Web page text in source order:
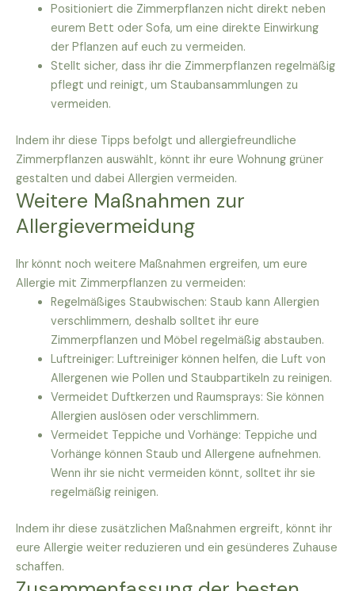
Positioniert die Zimmerpflanzen nicht direkt neben
eurem Bett oder Sofa, um eine direkte Einwirkung
der Pflanzen auf euch zu vermeiden.
Stellt sicher, dass ihr die Zimmerpflanzen regelmäßig
pflegt und reinigt, um Staubansammlungen zu
vermeiden.
Indem ihr diese Tipps befolgt und allergiefreundliche
Zimmerpflanzen auswählt, könnt ihr eure Wohnung grüner
gestalten und dabei Allergien vermeiden.
Weitere Maßnahmen zur
Allergievermeidung
Ihr könnt noch weitere Maßnahmen ergreifen, um eure
Allergie mit Zimmerpflanzen zu vermeiden:
Regelmäßiges Staubwischen: Staub kann Allergien
verschlimmern, deshalb solltet ihr eure
Zimmerpflanzen und Möbel regelmäßig abstauben.
Luftreiniger: Luftreiniger können helfen, die Luft von
Allergenen wie Pollen und Staubpartikeln zu reinigen.
Vermeidet Duftkerzen und Raumsprays: Sie können
Allergien auslösen oder verschlimmern.
Vermeidet Teppiche und Vorhänge: Teppiche und
Vorhänge können Staub und Allergene aufnehmen.
Wenn ihr sie nicht vermeiden könnt, solltet ihr sie
regelmäßig reinigen.
Indem ihr diese zusätzlichen Maßnahmen ergreift, könnt ihr
eure Allergie weiter reduzieren und ein gesünderes Zuhause
schaffen.